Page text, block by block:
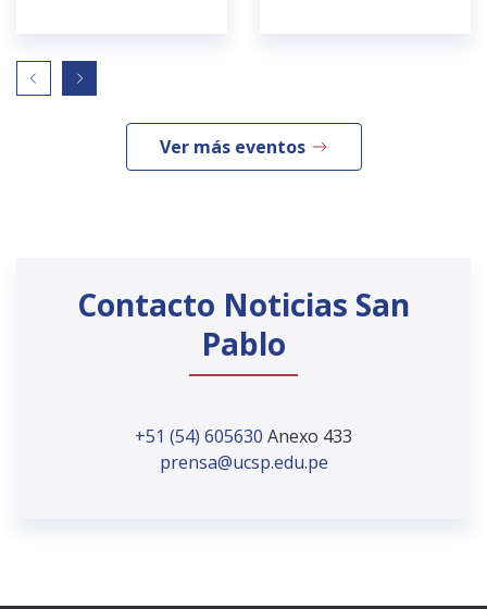
Ver más eventos
Contacto Noticias San
Pablo
+51 (54) 605630 Anexo 433
prensa@ucsp.edu.pe